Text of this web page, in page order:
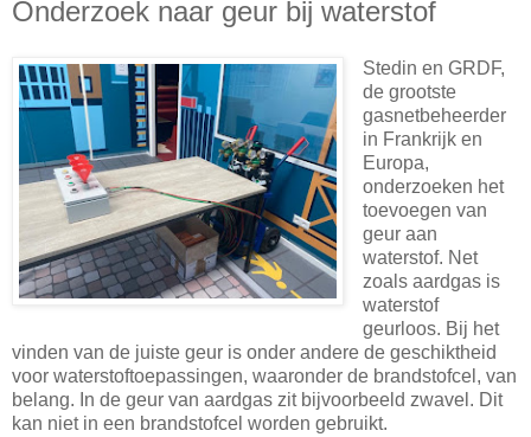
Onderzoek naar geur bij waterstof
Stedin en GRDF,
de grootste
gasnetbeheerder
in Frankrijk en
Europa,
onderzoeken het
toevoegen van
geur aan
waterstof. Net
zoals aardgas is
waterstof
geurloos. Bij het
vinden van de juiste geur is onder andere de geschiktheid
voor waterstoftoepassingen, waaronder de brandstofcel, van
belang. In de geur van aardgas zit bijvoorbeeld zwavel. Dit
kan niet in een brandstofcel worden gebruikt.